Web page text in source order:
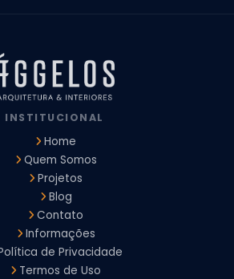
Projeto Comercial em São Paulo
Arquiteto Comercial
Reforma de Apartamento
para Reforma Residencial
para Reforma de Casas
de Interiores Apartamentos
de Interiores Residencial
de Arquitetura e Design
Arquitetura e Design de Interiores
de Design de Interiores
Arquitetura
Arquitetura Institucional
Empresa de Arquitetura
de Arquitetura e Engenharia
Interiores
Escritorio de Arquitetura
INSTITUCIONAL
Home
Quem Somos
Projetos
Blog
Contato
Informações
de Privacidade
Termos de Uso